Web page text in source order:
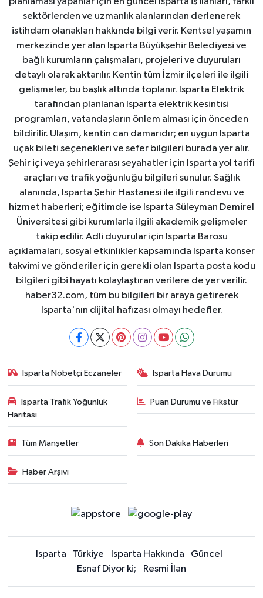
sektörlerden ve uzmanlık alanlarından derlenerek
istihdam olanakları hakkında bilgi verir. Kentsel yaşamın
merkezinde yer alan Isparta Büyükşehir Belediyesi ve
bağlı kurumların çalışmaları, projeleri ve duyuruları
detaylı olarak aktarılır. Kentin tüm İzmir ilçeleri ile ilgili
gelişmeler, bu başlık altında toplanır. Isparta Elektrik
tarafından planlanan Isparta elektrik kesintisi
programları, vatandaşların önlem alması için önceden
bildirilir. Ulaşım, kentin can damarıdır; en uygun Isparta
uçak bileti seçenekleri ve sefer bilgileri burada yer alır.
Şehir içi veya şehirlerarası seyahatler için Isparta yol tarifi
araçları ve trafik yoğunluğu bilgileri sunulur. Sağlık
alanında, Isparta Şehir Hastanesi ile ilgili randevu ve
hizmet haberleri; eğitimde ise Isparta Süleyman Demirel
Üniversitesi gibi kurumlarla ilgili akademik gelişmeler
takip edilir. Adli duyurular için Isparta Barosu
açıklamaları, sosyal etkinlikler kapsamında Isparta konser
takvimi ve gönderiler için gerekli olan Isparta posta kodu
bilgileri gibi hayatı kolaylaştıran verilere de yer verilir.
haber32.com, tüm bu bilgileri bir araya getirerek
Isparta'nın dijital hafızası olmayı hedefler.
Isparta Nöbetçi Eczaneler Isparta Hava Durumu
Isparta Trafik Yoğunluk
Haritası
Puan Durumu ve Fikstür
Tüm Manşetler Son Dakika Haberleri
Haber Arşivi
Isparta Türkiye Isparta Hakkında
Güncel
Esnaf Diyor ki;
Resmi İlan